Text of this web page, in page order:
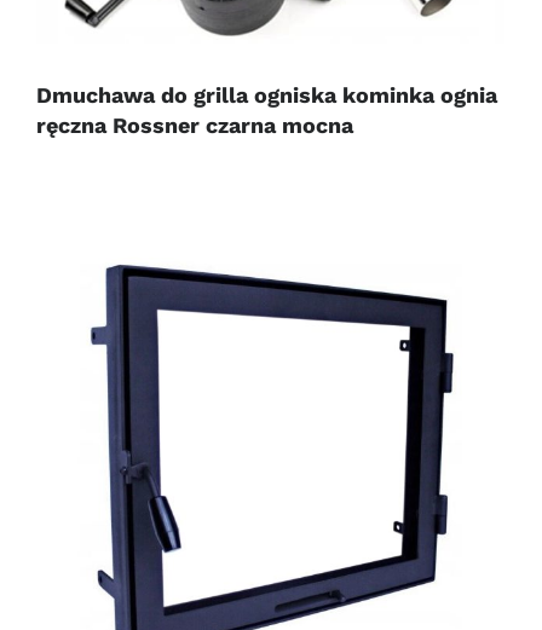
Dmuchawa do grilla ogniska kominka ognia
ręczna Rossner czarna mocna